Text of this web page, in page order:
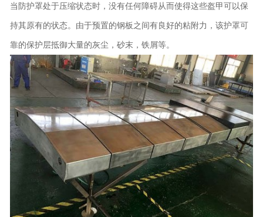
当防护罩处于压缩状态时，没有任何障碍从而使得这些盔甲可以保
持其原有的状态。由于预置的钢板之间有良好的粘附力，该护罩可
靠的保护层抵御大量的灰尘，砂末，铁屑等。